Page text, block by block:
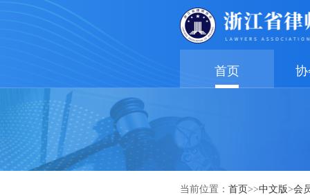
首页
当前位置： 首页>>中文版>会